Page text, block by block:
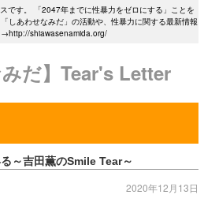
です。 「2047年までに性暴力をゼロにする」ことを
しあわせなみだ」の活動や、性暴力に関する最新情報
→http://shiawasenamida.org/
みだ】Tear's Letter
～吉田薫のSmile Tear～
2020年12月13日